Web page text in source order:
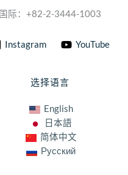
国际：+82-2-3444-1003
Instagram YouTube
选择语言
English
日本語
简体中文
Русский